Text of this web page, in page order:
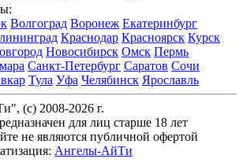
Волгоград Воронеж Екатеринбург
Краснодар Красноярск Курск
Новосибирск Омск Пермь
Санкт-Петербург Саратов Сочи
Тула Уфа Челябинск Ярославль
(c) 2008-2026 г.
для лиц старше 18 лет
не являются публичной офертой
Ангелы-АйТи